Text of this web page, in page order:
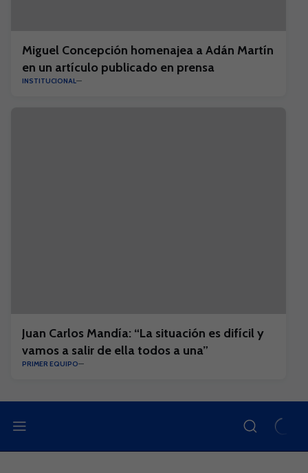
Miguel Concepción homenajea a Adán Martín
en un artículo publicado en prensa
INSTITUCIONAL
Juan Carlos Mandía: “La situación es difícil y
vamos a salir de ella todos a una”
PRIMER EQUIPO